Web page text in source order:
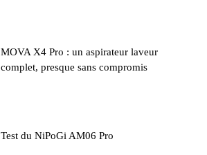
MOVA X4 Pro : un aspirateur laveur
complet, presque sans compromis
Test du NiPoGi AM06 Pro